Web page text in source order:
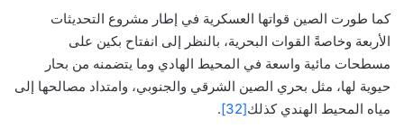
كما طورت الصين قواتها العسكرية في إطار مشروع التحديثات
الأربعة وخاصةً القوات البحرية، بالنظر إلى انفتاح بكين على
مسطحات مائية واسعة في المحيط الهادي وما يتضمنه من بحار
حيوية لها، مثل بحري الصين الشرقي والجنوبي، وامتداد مصالحها إلى
مياه المحيط الهندي كذلك[32]
.